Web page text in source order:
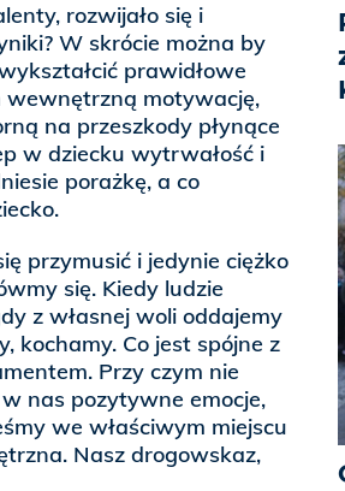
rozwijało się i
W skrócie można by
prawidłowe
wewnętrzną motywację,
na przeszkody płynące
w dziecku wytrwałość i
porażkę, a co
przymusić i jedynie ciężko
się. Kiedy ludzie
z własnej woli oddajemy
kochamy. Co jest spójne z
Przy czym nie
nas pozytywne emocje,
we właściwym miejscu
Nasz drogowskaz,